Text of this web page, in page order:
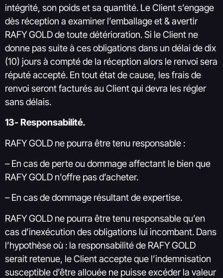
intégrité, son poids et sa quantité. Le Client s’engage
dès réception a examiner l’emballage et & avertir
RAFY GOLD de toute détérioration. Si le Client ne
donne pas suite à ces obligations dans un délai de dix
(10) jours à compté de la réception alors le renvoi sera
réputé accepté. En tout état de cause, les frais de
renvoi seront facturés au Client qui devra les régler
sans délais.
13- Responsabilité.
RAFY GOLD ne pourra être tenu responsable :
– En cas de perte ou dommage affectant le bien que
RAFY GOLD n’offre pas d’acheter.
– En cas de dommage résultant de expertise.
RAFY GOLD ne pourra être tenu responsable qu’en
cas d’inexécution des obligations lui incombant. Dans
l’hypothèse où : la responsabilité de RAFY GOLD
serait retenue, le Client accepte que l’indemnisation
susceptible d’être allouée ne puisse excéder la valeur